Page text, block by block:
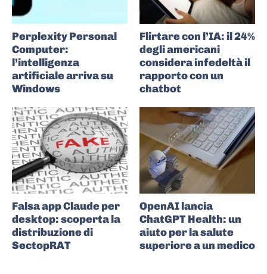
Perplexity Personal
Computer:
l’intelligenza
artificiale arriva su
Windows
Flirtare con l’IA: il 24%
degli americani
considera infedeltà il
rapporto con un
chatbot
Falsa app Claude per
desktop: scoperta la
distribuzione di
SectopRAT
OpenAI lancia
ChatGPT Health: un
aiuto per la salute
superiore a un medico